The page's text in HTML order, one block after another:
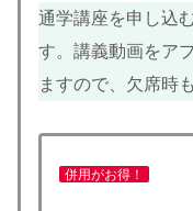
通学講座を申し込
す。講義動画をア
ますので、欠席時
併用がお得！